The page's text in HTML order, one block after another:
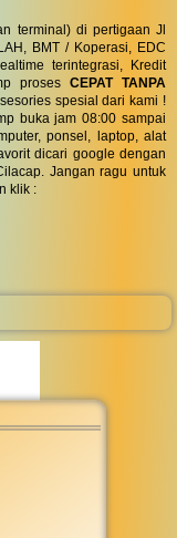
terminal) di pertigaan Jl
BMT / Koperasi, EDC
terintegrasi, Kredit
proses CEPAT TANPA
spesial dari kami !
buka jam 08:00 sampai
ponsel, laptop, alat
dicari google dengan
Jangan ragu untuk
klik :